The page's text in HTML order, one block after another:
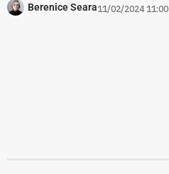
Berenice Seara11/02/2024 11:00